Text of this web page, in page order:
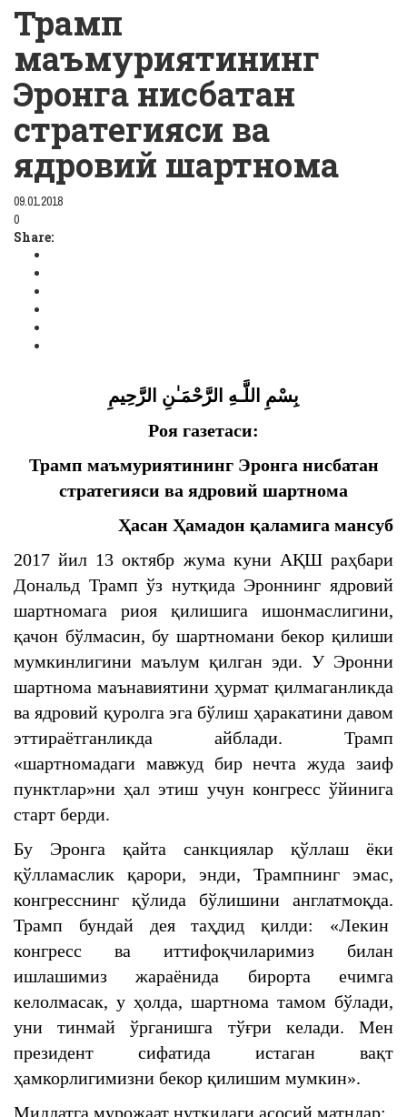
Трамп
маъмуриятининг
Эронга нисбатан
стратегияси ва
ядровий шартнома
09.01.2018
0
Share:
بِسْمِ اللَّـهِ الرَّحْمَـٰنِ الرَّحِيمِ
Роя газетаси:
Трамп маъмуриятининг Эронга нисбатан
стратегияси ва ядровий шартнома
Ҳасан Ҳамадон қаламига мансуб
2017 йил 13 октябр жума куни АҚШ раҳбари
Дональд Трамп ўз нутқида Эроннинг ядровий
шартномага риоя қилишига ишонмаслигини,
қачон бўлмасин, бу шартномани бекор қилиши
мумкинлигини маълум қилган эди. У Эронни
шартнома маънавиятини ҳурмат қилмаганликда
ва ядровий қуролга эга бўлиш ҳаракатини давом
эттираётганликда айблади. Трамп
«шартномадаги мавжуд бир нечта жуда заиф
пунктлар»ни ҳал этиш учун конгресс ўйинига
старт берди.
Бу Эронга қайта санкциялар қўллаш ёки
қўлламаслик қарори, энди, Трампнинг эмас,
конгресснинг қўлида бўлишини англатмоқда.
Трамп бундай дея таҳдид қилди: «Лекин
конгресс ва иттифоқчиларимиз билан
ишлашимиз жараёнида бирорта ечимга
келолмасак, у ҳолда, шартнома тамом бўлади,
уни тинмай ўрганишга тўғри келади. Мен
президент сифатида истаган вақт
ҳамкорлигимизни бекор қилишим мумкин».
Миллатга мурожаат нутқидаги асосий матнлар: